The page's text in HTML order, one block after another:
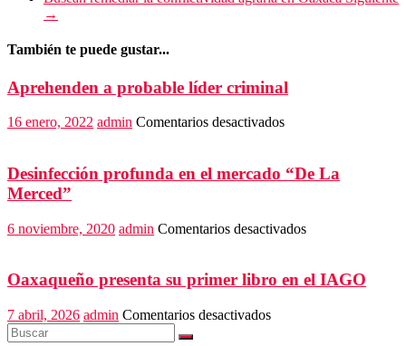
→
También te puede gustar...
Aprehenden a probable líder criminal
16 enero, 2022 admin Comentarios desactivadosen
probable
líder
Desinfección profunda en el mercado “De La
Merced”
6 noviembre, 2020 admin Comentarios desactivadosen
en
Oaxaqueño presenta su primer libro en el IAGO
7 abril, 2026 admin Comentarios desactivadosen